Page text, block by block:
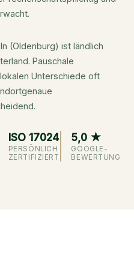
(Oldenburg) ist ländlich
Pauschale
Unterschiede oft
ISO 17024
PERSÖNLICH
ZERTIFIZIERT
5,0 ★
GOOGLE-
BEWERTUNG